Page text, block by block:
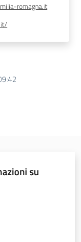
romagna.it
su